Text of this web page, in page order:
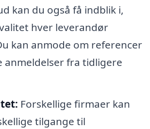
kan du også få indblik i,
hver leverandør
kan anmode om referencer
anmeldelser fra tidligere
Forskellige firmaer kan
tilgange til